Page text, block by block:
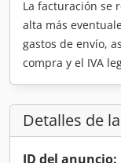
La facturación se
alta más
gastos de envío,
compra y el IVA
Detalles de
ID del anuncio: